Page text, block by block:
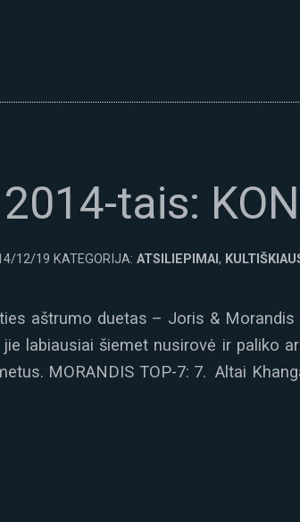
tais:
12/19 KATEGORIJA: ATSILIEPIMAI,
aštrumo duetas – Joris &
labiausiai šiemet nusirovė ir paliko
MORANDIS TOP-7: 7. Altai